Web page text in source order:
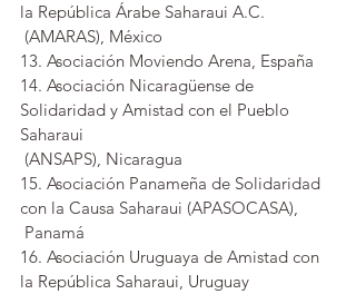
la República Árabe Saharaui A.C.
(AMARAS), México
13. Asociación Moviendo Arena, España
14. Asociación Nicaragüense de
Solidaridad y Amistad con el Pueblo
Saharaui
(ANSAPS), Nicaragua
15. Asociación Panameña de Solidaridad
con la Causa Saharaui (APASOCASA),
Panamá
16. Asociación Uruguaya de Amistad con
la República Saharaui, Uruguay